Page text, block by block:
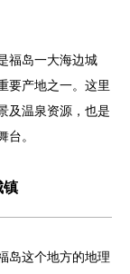
福岛一大海边城
要产地之一。这里
及温泉资源，也是
台。
镇
岛这个地方的地理